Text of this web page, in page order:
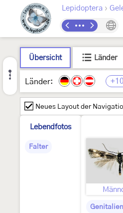
Lepidoptera ›
Übersicht Länder
Länder: +10
Neues Layout der
Lebendfotos
Falter
Genitalien